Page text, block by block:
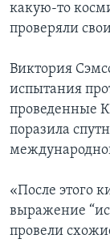
какую-то
проверяли
Виктория
испытания
проведенные
поразила
«После этого
выражение
провели